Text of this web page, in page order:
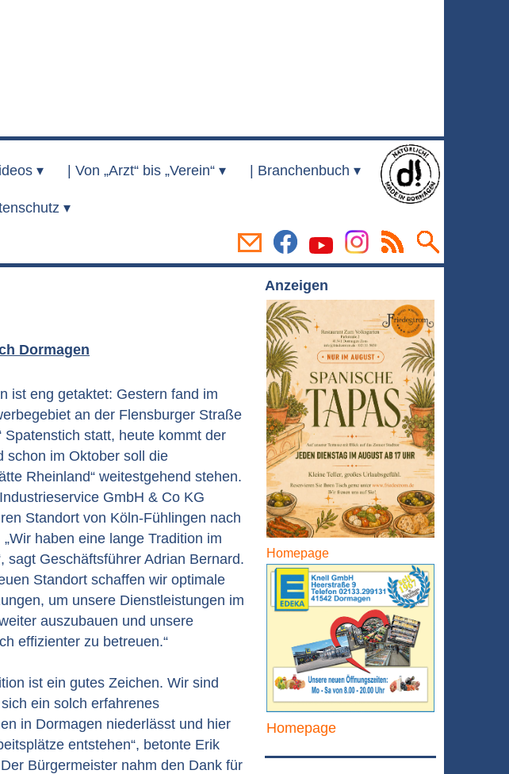
▾ Von „Arzt“ bis „Verein“ ▾ Branchenbuch ▾
▾
Dormagen
ist eng getaktet: Gestern fand im
an der Flensburger Straße
Spatenstich statt, heute kommt der
schon im Oktober soll die
Rheinland“ weitestgehend stehen.
GmbH & Co KG
Standort von Köln-Fühlingen nach
haben eine lange Tradition im
sagt Geschäftsführer Adrian Bernard.
Standort schaffen wir optimale
um unsere Dienstleistungen im
auszubauen und unsere
effizienter zu betreuen.“
ist ein gutes Zeichen. Wir sind
ein solch erfahrenes
in Dormagen niederlässt und hier
entstehen“, betonte Erik
Bürgermeister nahm den Dank für
Anzeigen
Homepage
Homepage